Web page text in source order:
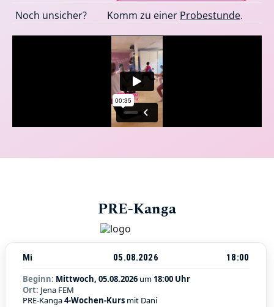
Noch unsicher?
Komm zu einer Probestunde.
PRE-Kanga
Mi 05.08.2026
18:00
Beginn: Mittwoch, 05.08.2026 um 18:00 Uhr
Ort: Jena FEM
PRE-Kanga4-Wochen-Kurs mit Dani